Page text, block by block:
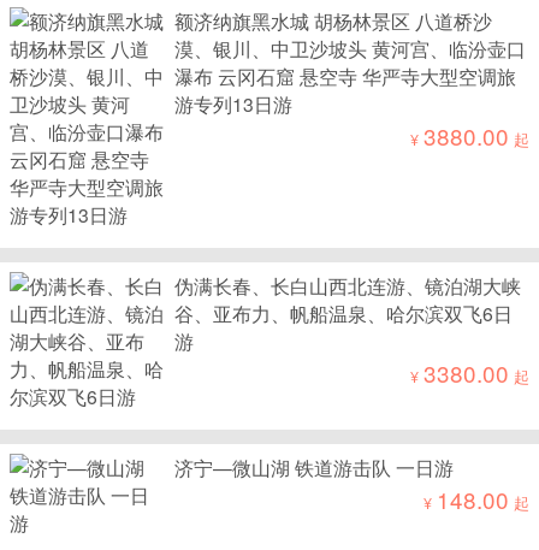
额济纳旗黑水城 胡杨林景区 八道桥沙
漠、银川、中卫沙坡头 黄河宫、临汾壶口
瀑布 云冈石窟 悬空寺 华严寺大型空调旅
游专列13日游
¥3880.00 起
伪满长春、长白山西北连游、镜泊湖大峡
谷、亚布力、帆船温泉、哈尔滨双飞6日
游
¥3380.00 起
济宁—微山湖 铁道游击队 一日游
¥ 148.00 起